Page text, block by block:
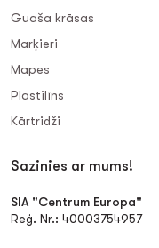
Guaša krāsas
Marķieri
Mapes
Plastilīns
Kārtridži
Sazinies ar mums!
SIA "Centrum Europa"
Reģ. Nr.: 40003754957